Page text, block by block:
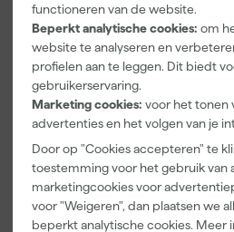
functioneren van de website.
Beperkt analytische cookies: om
website te analyseren en
profielen aan te leggen. Dit biedt
gebruikerservaring.
Marketing cookies: voor het tonen
advertenties en het volgen van je
Door op "Cookies accepteren" te
toestemming voor het gebruik van
marketingcookies voor
voor "Weigeren", dan plaatsen we
beperkt analytische cookies. Meer
Paintura
Lucamax
Washi tape -
50mx24mm
bezorgd
Adviesprijs 6,00
r
bezorgd